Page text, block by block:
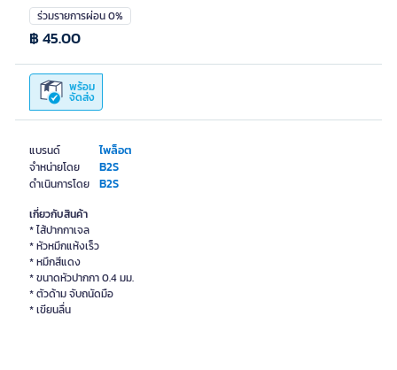
แบรนด์ ไพล็อต
จำหน่ายโดย B2S
ดำเนินการโดย B2S
ร่วมรายการผ่อน 0%
พร้อม
จัดส่ง
฿ 45.00
เกี่ยวกับสินค้า
* ไส้ปากกาเจล
* หัวหมึกแห้งเร็ว
* หมึกสีแดง
* ขนาดหัวปากกา 0.4 มม.
* ตัวด้าม จับถนัดมือ